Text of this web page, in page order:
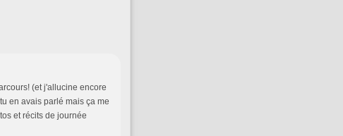
(et j'allucine encore
en avais parlé mais ça me
et récits de journée